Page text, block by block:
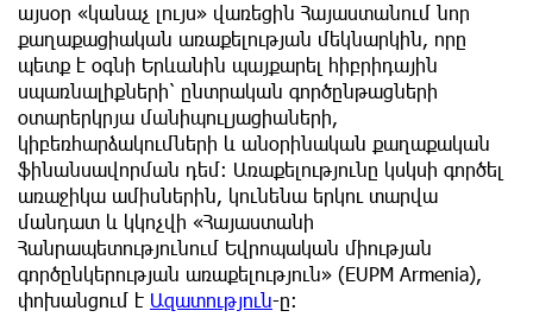
այսօր «կանաչ լույս» վառեցին Հայաստանում նոր
քաղաքացիական առաքելության մեկնարկին, որը
պետք է օգնի Երևանին պայքարել հիբրիդային
սպառնալիքների՝ ընտրական գործընթացների
օտարերկրյա մանիպուլյացիաների,
կիբեռհարձակումների և անօրինական քաղաքական
ֆինանսավորման դեմ։ Առաքելությունը կսկսի գործել
առաջիկա ամիսներին, կունենա երկու տարվա
մանդատ և կկոչվի «Հայաստանի
Հանրապետությունում Եվրոպական միության
գործընկերության առաքելություն» (EUPM Armenia),
փոխանցում է Ազատություն-ը։